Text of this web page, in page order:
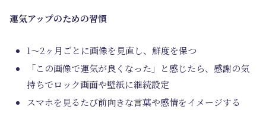
運気アップのための習慣
1～2ヶ月ごとに画像を見直し、鮮度を保つ
「この画像で運気が良くなった」と感じたら、感謝の気
持ちでロック画面や壁紙に継続設定
スマホを見るたび前向きな言葉や感情をイメージする